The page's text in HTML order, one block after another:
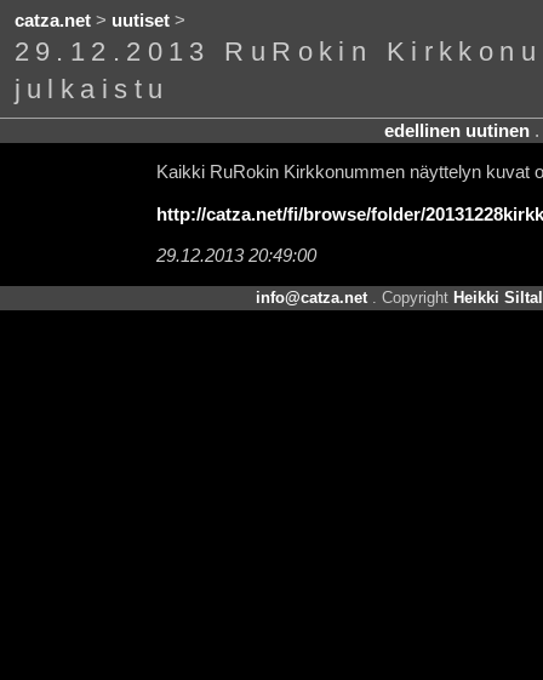
catza.net> uutiset>
29.12.2013 RuRokin
julkaistu
edellinen uutinen.
Kaikki RuRokin Kirkkonummen näyttelyn kuvat
http://catza.net/fi/browse/folder/
29.12.2013 20:49:00
info@catza.net. Copyright Heikki